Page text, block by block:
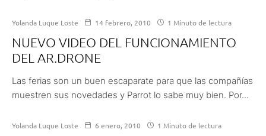
Yolanda Luque Loste 14 febrero, 2010 1 Minuto de lectura
NUEVO VIDEO DEL FUNCIONAMIENTO
DEL AR.DRONE
Las ferias son un buen escaparate para que las compañías
muestren sus novedades y Parrot lo sabe muy bien. Por...
Yolanda Luque Loste 6 enero, 2010 1 Minuto de lectura